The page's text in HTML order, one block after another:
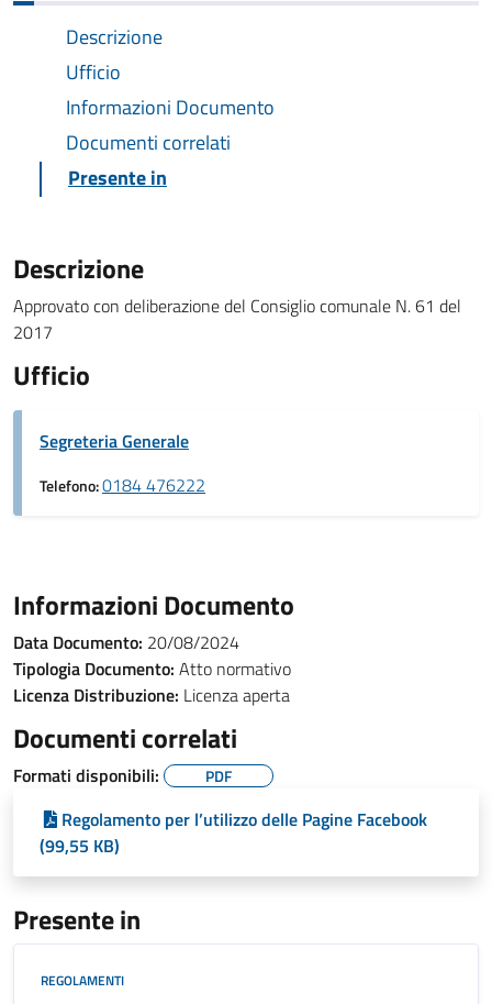
Descrizione
Ufficio
Informazioni Documento
Documenti correlati
Presente in
Descrizione
Approvato con deliberazione del Consiglio comunale N. 61 del
2017
Ufficio
Segreteria Generale
Telefono:0184 476222
Informazioni Documento
Data Documento: 20/08/2024
Tipologia Documento: Atto normativo
Licenza Distribuzione: Licenza aperta
Documenti correlati
Formati disponibili: PDF
Regolamento per l’utilizzo delle Pagine Facebook
(99,55 KB)
Presente in
REGOLAMENTI